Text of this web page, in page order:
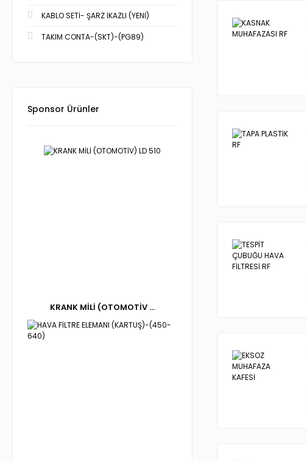
KABLO SETİ- ŞARZ İKAZLI (YENİ)
TAKIM CONTA-(SKT)-(PG89)
Sponsor Ürünler
KRANK MİLİ (OTOMOTİV ...